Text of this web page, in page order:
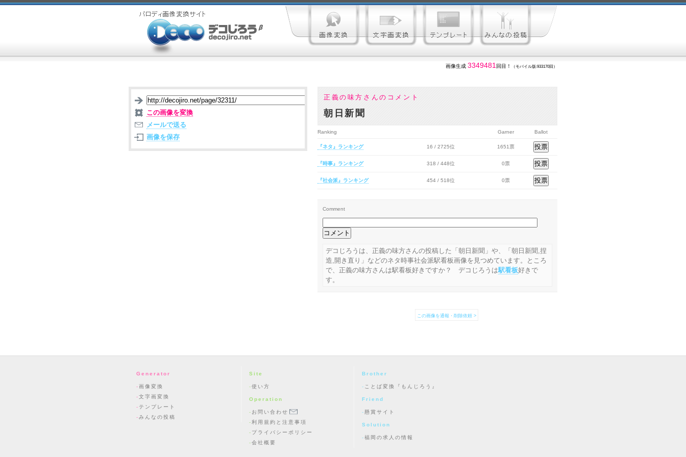
画像生成 3349481 回目！ （モバイル版:933170回）
正義の味方さんのコメント
朝日新聞
この画像を変換
メールで送る
画像を保存
Ranking Garner Ballot
『ネタ』ランキング 16 / 2725位 1651票
『時事』ランキング 318 / 448位 0票
『社会派』ランキング 454 / 518位 0票
Comment
デコじろうは、正義の味方さんの投稿した「朝日新聞」や、「朝日新聞,捏
造,開き直り」などのネタ時事社会派駅看板画像を見つめています。ところ
で、正義の味方さんは駅看板好きですか？ デコじろうは駅看板好きで
す。
この画像を通報・削除依頼 >
Generator
画像変換
文字画変換
テンプレート
みんなの投稿
Site
使い方
Operation
お問い合わせ
利用規約と注意事項
プライバシーポリシー
会社概要
Brother
ことば変換『もんじろう』
Friend
懸賞サイト
Solution
福岡の求人の情報